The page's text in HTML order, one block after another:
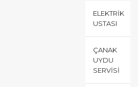
ELEKTRIK
USTASI
ÇANAK
UYDU
SERVISI